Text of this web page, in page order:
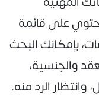
على قائمة
بإمكانك البحث
والجنسية،
الرد منه.